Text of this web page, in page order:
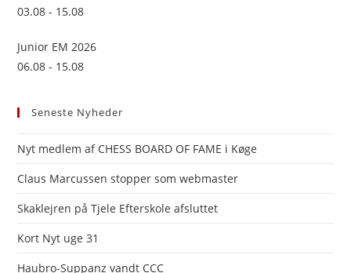
03.08 - 15.08
Junior EM 2026
06.08 - 15.08
Seneste Nyheder
Nyt medlem af CHESS BOARD OF FAME i Køge
Claus Marcussen stopper som webmaster
Skaklejren på Tjele Efterskole afsluttet
Kort Nyt uge 31
Haubro-Suppanz vandt CCC